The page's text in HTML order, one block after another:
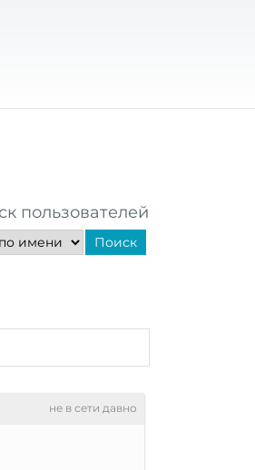
пользователей
Поиск
не в сети давно